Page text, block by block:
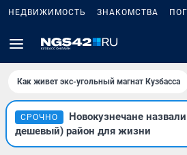
НЕДВИЖИМОСТЬ ЗНАКОМСТВА
Как живет экс-угольный магнат Кузбасса
СРОЧНО
Новокузнечане
дешевый) район для жизни